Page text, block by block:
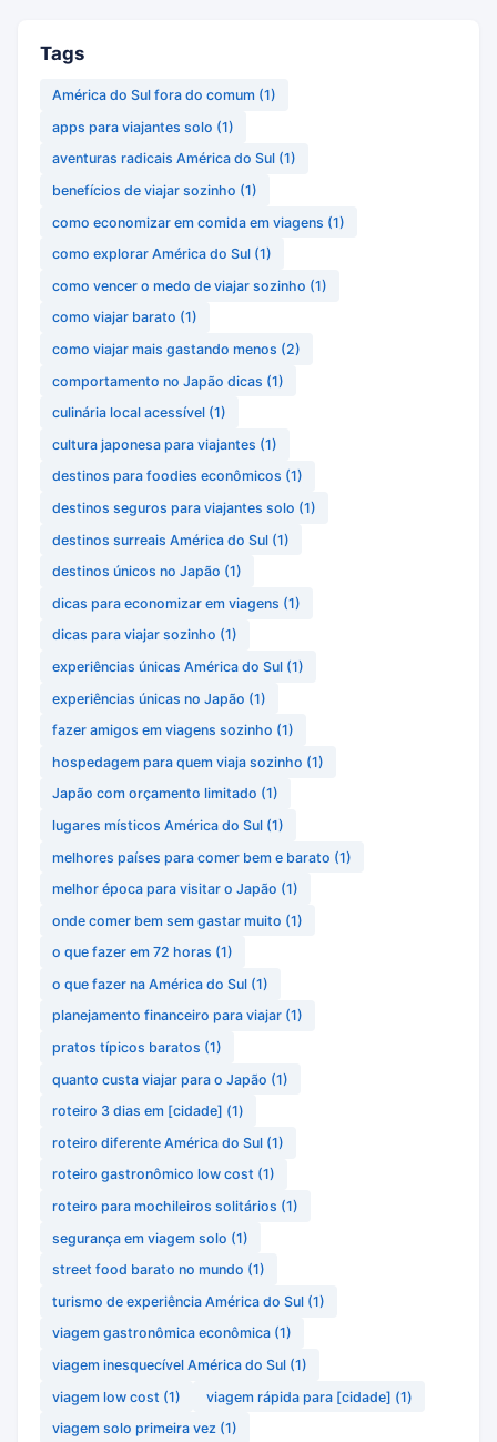
Tags
América do Sul fora do comum (1)
apps para viajantes solo (1)
aventuras radicais América do Sul (1)
benefícios de viajar sozinho (1)
como economizar em comida em viagens (1)
como explorar América do Sul (1)
como vencer o medo de viajar sozinho (1)
como viajar barato (1)
como viajar mais gastando menos (2)
comportamento no Japão dicas (1)
culinária local acessível (1)
cultura japonesa para viajantes (1)
destinos para foodies econômicos (1)
destinos seguros para viajantes solo (1)
destinos surreais América do Sul (1)
destinos únicos no Japão (1)
dicas para economizar em viagens (1)
dicas para viajar sozinho (1)
experiências únicas América do Sul (1)
experiências únicas no Japão (1)
fazer amigos em viagens sozinho (1)
hospedagem para quem viaja sozinho (1)
Japão com orçamento limitado (1)
lugares místicos América do Sul (1)
melhores países para comer bem e barato (1)
melhor época para visitar o Japão (1)
onde comer bem sem gastar muito (1)
o que fazer em 72 horas (1)
o que fazer na América do Sul (1)
planejamento financeiro para viajar (1)
pratos típicos baratos (1)
quanto custa viajar para o Japão (1)
roteiro 3 dias em [cidade] (1)
roteiro diferente América do Sul (1)
roteiro gastronômico low cost (1)
roteiro para mochileiros solitários (1)
segurança em viagem solo (1)
street food barato no mundo (1)
turismo de experiência América do Sul (1)
viagem gastronômica econômica (1)
viagem inesquecível América do Sul (1)
viagem low cost (1) viagem rápida para [cidade] (1)
viagem solo primeira vez (1)